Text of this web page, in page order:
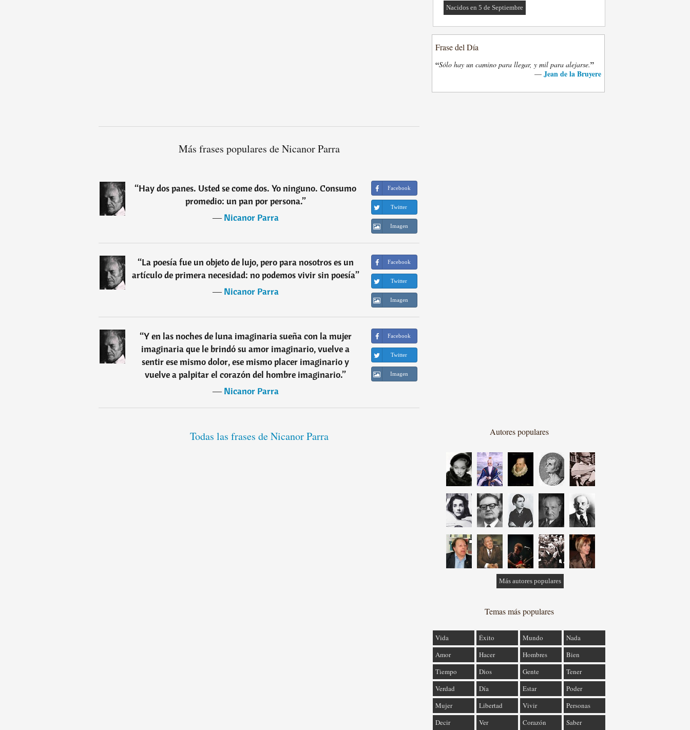
Más frases populares de Nicanor Parra
“Hay dos panes. Usted se come dos. Yo ninguno. Consumo
promedio: un pan por persona.”
―Nicanor Parra
Facebook
Twitter
Imagen
“La poesía fue un objeto de lujo, pero para nosotros es un
artículo de primera necesidad: no podemos vivir sin poesía”
―Nicanor Parra
Facebook
Twitter
Imagen
“Y en las noches de luna imaginaria sueña con la mujer
imaginaria que le brindó su amor imaginario, vuelve a
sentir ese mismo dolor, ese mismo placer imaginario y
vuelve a palpitar el corazón del hombre imaginario.”
―Nicanor Parra
Facebook
Twitter
Imagen
Todas las frases de Nicanor Parra
Nacidos en 5 de Septiembre
Frase del Día
“Sólo hay un camino para llegar, y mil para alejarse.”
— Jean de la Bruyere
Autores populares
Más autores populares
Temas más populares
Vida Éxito Mundo
Nada
Amor
Hacer Hombres
Bien
Tiempo
Dios Gente
Tener
Verdad
Día Estar
Poder
Mujer
Libertad Vivir
Personas
Decir
Ver Corazón Saber